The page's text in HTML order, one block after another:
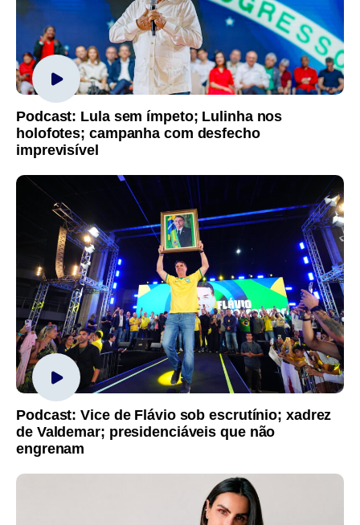
Podcast: Lula sem ímpeto; Lulinha nos
holofotes; campanha com desfecho
imprevisível
Podcast: Vice de Flávio sob escrutínio; xadrez
de Valdemar; presidenciáveis que não
engrenam